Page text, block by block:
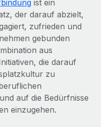
mit Remote über unser
Business-
HR-Funktionen in deine
Partnerschaft
Qualifikationen
ist ein
der darauf abzielt,
zufrieden und
gebunden
aus
die darauf
zu
auf die Bedürfnisse
einzugehen.